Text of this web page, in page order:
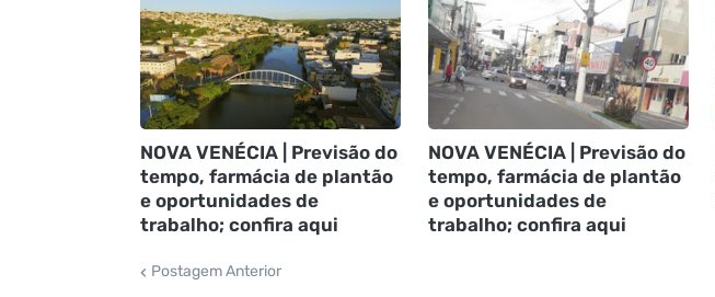
NOVA VENÉCIA | Previsão do
tempo, farmácia de plantão
e oportunidades de
trabalho; confira aqui
NOVA VENÉCIA | Previsão do
tempo, farmácia de plantão
e oportunidades de
trabalho; confira aqui
Postagem Anterior